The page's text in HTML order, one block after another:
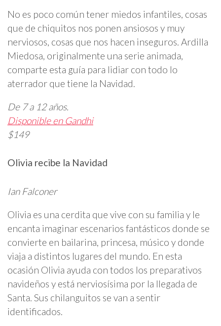
No es poco común tener miedos infantiles, cosas
que de chiquitos nos ponen ansiosos y muy
nerviosos, cosas que nos hacen inseguros. Ardilla
Miedosa, originalmente una serie animada,
comparte esta guía para lidiar con todo lo
aterrador que tiene la Navidad.
De 7 a 12 años.
Disponible en Gandhi
$149
Olivia recibe la Navidad
Ian Falconer
Olivia es una cerdita que vive con su familia y le
encanta imaginar escenarios fantásticos donde se
convierte en bailarina, princesa, músico y donde
viaja a distintos lugares del mundo. En esta
ocasión Olivia ayuda con todos los preparativos
navideños y está nerviosísima por la llegada de
Santa. Sus chilanguitos se van a sentir
identificados.